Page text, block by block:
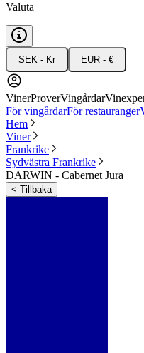
Valuta
SEK - Kr EUR - €
VinerProverVingårdar
För vingårdarFör restauranger
Hem
Viner
Frankrike
Sydvästra Frankrike
DARWIN - Cabernet Jura
< Tillbaka